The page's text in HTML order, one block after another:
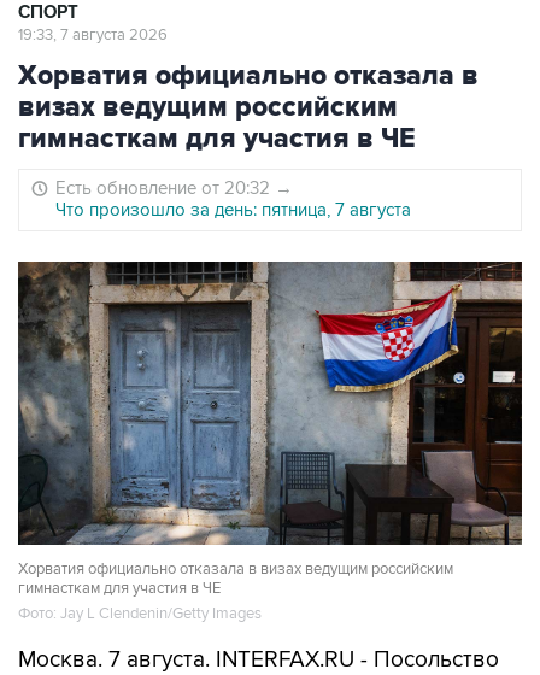
СПОРТ
19:33, 7 августа 2026
Хорватия официально отказала в
визах ведущим российским
гимнасткам для участия в ЧЕ
Есть обновление от 20:32 →
Что произошло за день: пятница, 7 августа
Хорватия официально отказала в визах ведущим российским
гимнасткам для участия в ЧЕ
Фото: Jay L Clendenin/Getty Images
Москва. 7 августа. INTERFAX.RU - Посольство